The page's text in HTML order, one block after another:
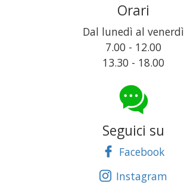
Orari
Dal lunedì al venerdì
7.00 - 12.00
13.30 - 18.00
Seguici su
Facebook
Instagram